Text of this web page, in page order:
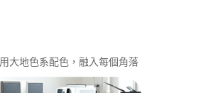
大地色系配色，融入每個角落